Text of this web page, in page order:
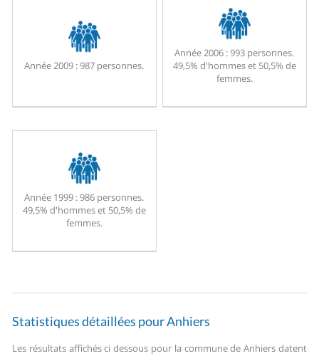
Année 2009 :987 personnes.
Année 2006 :993 personnes.
49,5% d'hommes et 50,5% de
femmes.
Année 1999 :986 personnes.
49,5% d'hommes et 50,5% de
femmes.
Statistiques détaillées pour Anhiers
Les résultats affichés ci dessous pour la commune de Anhiers datent